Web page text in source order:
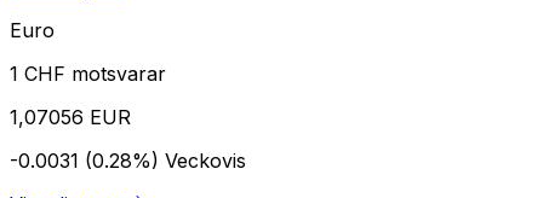
Euro
1 CHF motsvarar
1,07056 EUR
-0.0031 (0.28%) Veckovis